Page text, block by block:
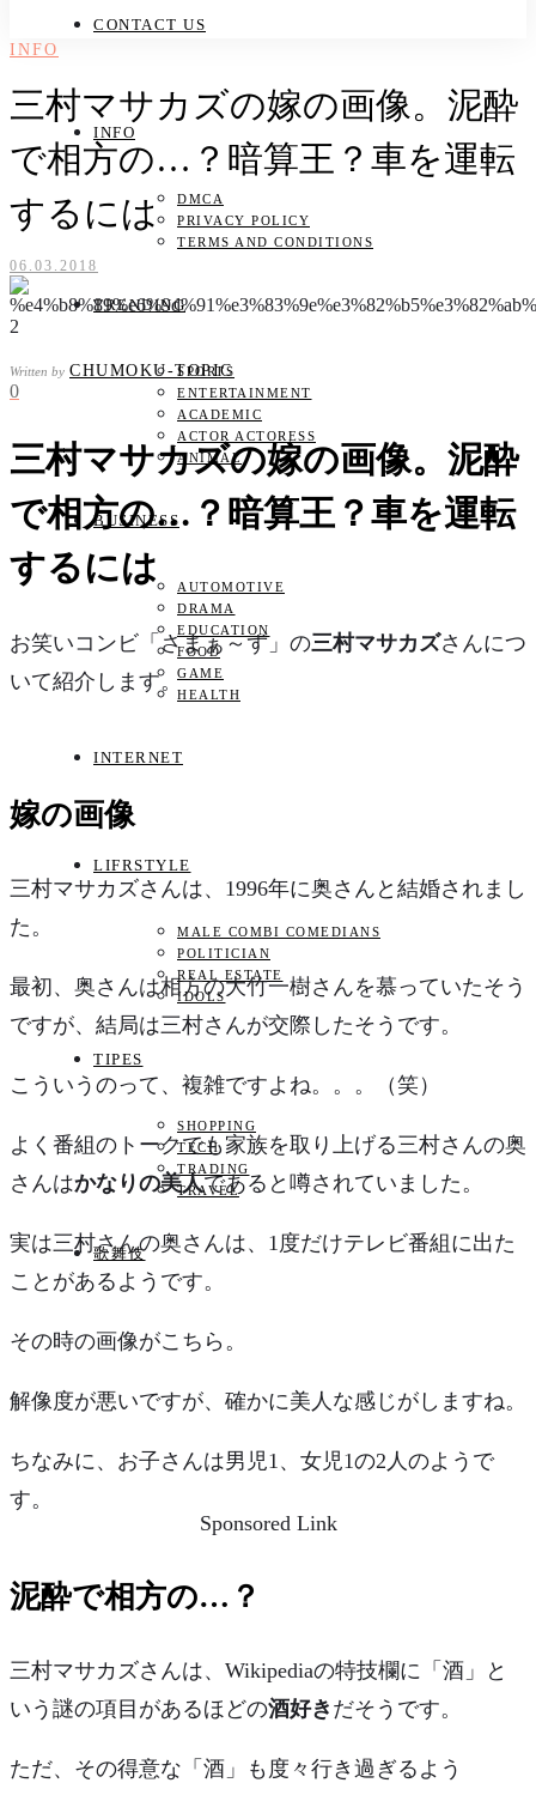
CONTACT US
INFO
DMCA
PRIVACY POLICY
TERMS AND CONDITIONS
TRENDING
SPORTS
ENTERTAINMENT
ACADEMIC
ACTOR ACTORESS
ANIMAL
BUSINESS
AUTOMOTIVE
DRAMA
EDUCATION
FOOD
GAME
HEALTH
INTERNET
LIFRSTYLE
MALE COMBI COMEDIANS
POLITICIAN
REAL ESTATE
IDOLS
TIPES
SHOPPING
TECH
TRADING
TRAVEL
歌舞伎
INFO
三村マサカズの嫁の画像。泥酔
で相方の…？暗算王？車を運転
するには
06.03.2018
Written by CHUMOKU-TOPIC
0
三村マサカズの嫁の画像。泥酔
で相方の…？暗算王？車を運転
するには
お笑いコンビ「さまぁ～ず」の三村マサカズさんにつ
いて紹介します。
嫁の画像
三村マサカズさんは、1996年に奥さんと結婚されまし
た。
最初、奥さんは相方の大竹一樹さんを慕っていたそう
ですが、結局は三村さんが交際したそうです。
こういうのって、複雑ですよね。。。（笑）
よく番組のトークでも家族を取り上げる三村さんの奥
さんはかなりの美人であると噂されていました。
実は三村さんの奥さんは、 1度だけテレビ番組に出た
ことがある ようです。
その時の画像がこちら。
解像度が悪いですが、確かに美人な感じがしますね。
ちなみに、お子さんは男児1、女児1の2人のようで
す。
Sponsored Link
泥酔で相方の…？
三村マサカズさんは、Wikipediaの特技欄に 「酒」
と
いう謎の項目があるほどの酒好き だそうです。
ただ、その得意な「酒」も度々行き過ぎるよう